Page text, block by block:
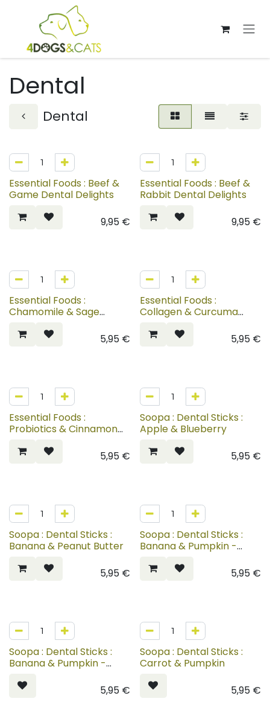
Overslaan naar inhoud
Dental
Dental
Essential Foods : Beef &
Game Dental Delights
9,95€
Essential Foods : Beef &
Rabbit Dental Delights
9,95€
Essential Foods :
Chamomile & Sage
5,95€
Essential Foods :
Collagen & Curcuma
5,95€
Essential Foods :
Probiotics & Cinnamon
5,95€
Soopa : Dental Sticks :
Apple & Blueberry
5,95€
Soopa : Dental Sticks :
Banana & Peanut Butter
5,95€
Soopa : Dental Sticks :
Banana & Pumpkin -
5,95€
Soopa : Dental Sticks :
Banana & Pumpkin -
5,95€
Soopa : Dental Sticks :
Carrot & Pumpkin
5,95€